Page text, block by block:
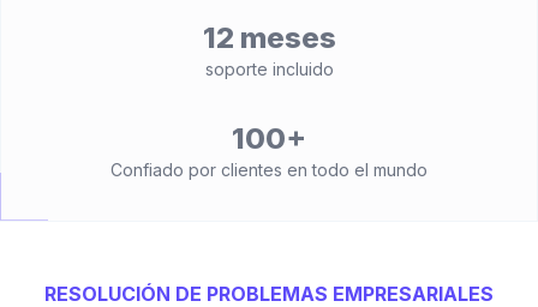
12 meses
soporte incluido
100+
Confiado por clientes en todo el mundo
RESOLUCIÓN DE PROBLEMAS EMPRESARIALES